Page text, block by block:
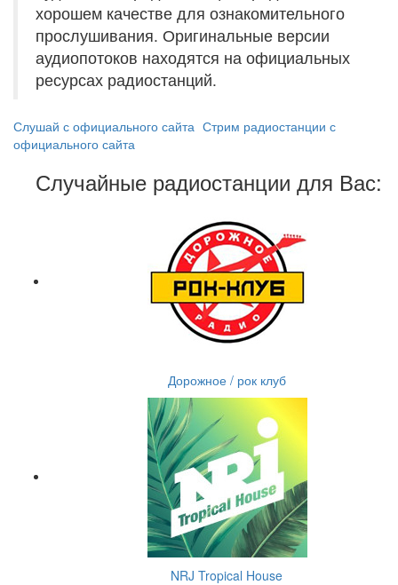
хорошем качестве для ознакомительного
прослушивания. Оригинальные версии
аудиопотоков находятся на официальных
ресурсах радиостанций.
Слушай с официального сайта Стрим радиостанции с
официального сайта
Случайные радиостанции для Вас:
Дорожное / рок клуб
NRJ Tropical House